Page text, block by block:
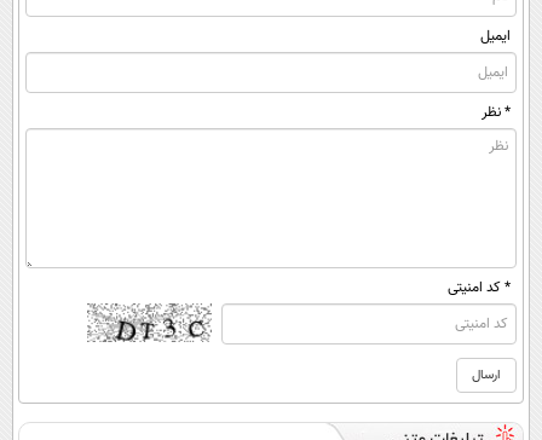
ایمیل
* نظر
* کد امنیتی